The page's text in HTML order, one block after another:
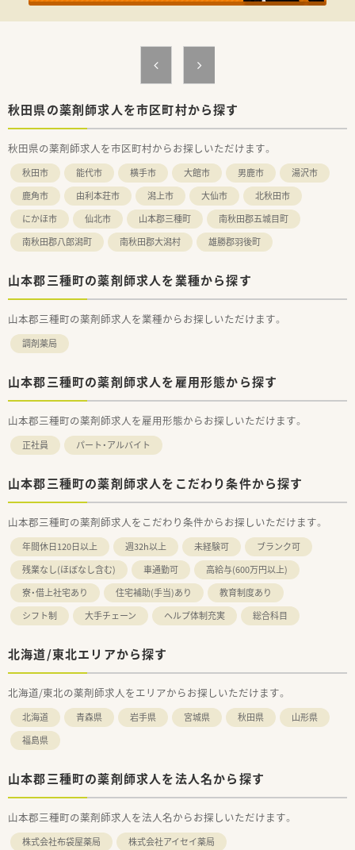
■病院門前の特性を活かした調剤や監査業務のほか、患者様のラ
イフスタイルに合わせた丁寧な服薬指導をお任せいたします。
住民の健康を支える重要な役割を担っていただきます。
■最新の自動監査システムや自動混注器などを順次導入してい
秋田県の薬剤師求人を市区町村から探す
秋田県の薬剤師求人を市区町村からお探しいただけます。
秋田市 能代市 横手市 大館市 男鹿市
湯沢市
鹿角市
由利本荘市 潟上市 大仙市
北秋田市
にかほ市
仙北市 山本郡三種町
南秋田郡五城目町
南秋田郡八郎潟町
南秋田郡大潟村 雄勝郡羽後町
山本郡三種町の薬剤師求人を業種から探す
山本郡三種町の薬剤師求人を業種からお探しいただけます。
調剤薬局
山本郡三種町の薬剤師求人を雇用形態から探す
山本郡三種町の薬剤師求人を雇用形態からお探しいただけます。
正社員 パート・アルバイト
山本郡三種町の薬剤師求人をこだわり条件から探す
山本郡三種町の薬剤師求人をこだわり条件からお探しいただけます。
年間休日120日以上 週32h以上 未経験可
ブランク可
残業なし(ほぼなし含む)
車通勤可
高給与(600万円以上)
寮・借上社宅あり
住宅補助(手当)あり
教育制度あり
シフト制
大手チェーン ヘルプ体制充実 総合科目
北海道/東北エリアから探す
北海道/東北の薬剤師求人をエリアからお探しいただけます。
北海道 青森県 岩手県 宮城県 秋田県
山形県
福島県
山本郡三種町の薬剤師求人を法人名から探す
山本郡三種町の薬剤師求人を法人名からお探しいただけます。
株式会社布袋屋薬局 株式会社アイセイ薬局